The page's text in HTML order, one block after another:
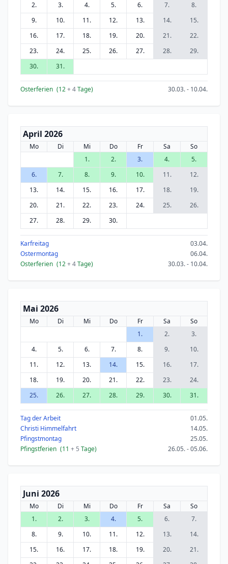
2.
3. 4. 5. 6. 7.
8.
9.
10. 11. 12. 13. 14.
15.
16.
17. 18. 19. 20. 21.
22.
23.
24. 25. 26. 27. 28.
29.
30.
31.
Osterferien (12+ 4Tage) 30.03. - 10.04.
April 2026
Mo Di Mi Do Fr Sa
So
1.
2. 3. 4.
5.
6.
7. 8. 9. 10. 11.
12.
13.
14. 15. 16. 17. 18.
19.
20.
21. 22. 23. 24. 25.
26.
27.
28. 29. 30.
Karfreitag
03.04.
Ostermontag
06.04.
Osterferien (12+ 4Tage) 30.03. - 10.04.
Mai 2026
Mo Di Mi Do Fr Sa
So
1.
2.
3.
4.
5. 6. 7. 8. 9.
10.
11.
12. 13. 14. 15. 16.
17.
18.
19. 20. 21. 22. 23.
24.
25.
26. 27. 28. 29. 30. 31.
Tag der Arbeit
01.05.
Christi Himmelfahrt
14.05.
Pfingstmontag
25.05.
Pfingstferien (11 + 5 Tage) 26.05. - 05.06.
Juni 2026
Mo Di Mi Do Fr Sa
So
1.
2. 3. 4. 5. 6.
7.
8.
9. 10. 11. 12. 13.
14.
15.
16. 17. 18. 19. 20.
21.